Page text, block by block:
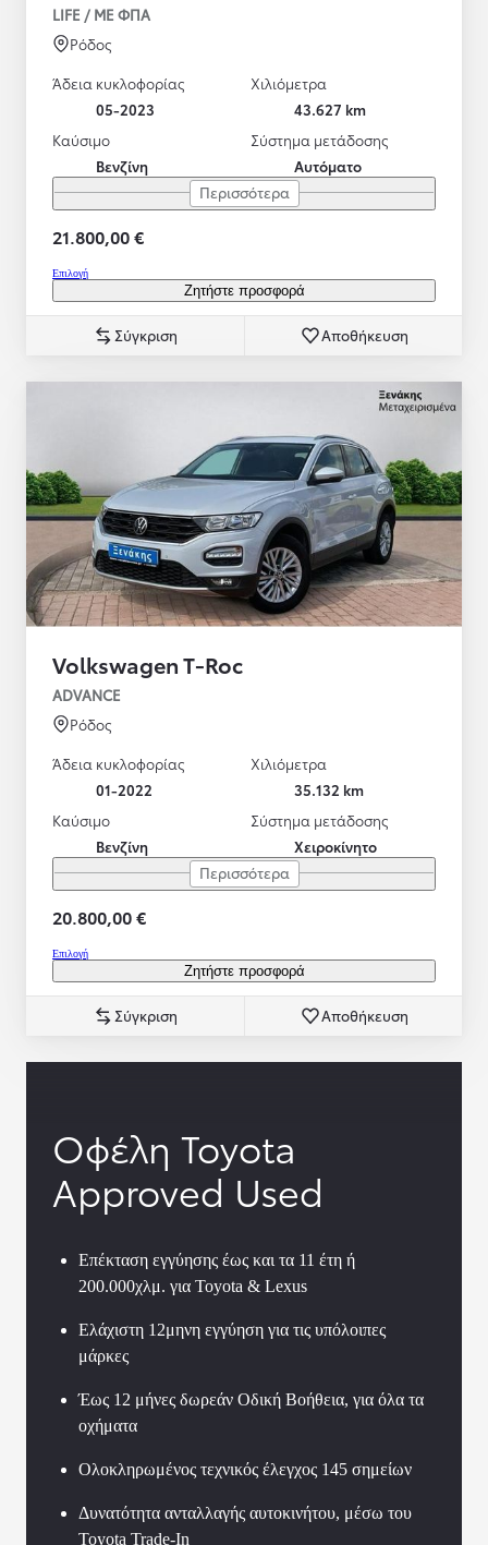
LIFE / ΜΕ ΦΠΑ
Ρόδος
Άδεια κυκλοφορίας
05-2023
Χιλιόμετρα
43.627 km
Καύσιμο
Βενζίνη
Σύστημα μετάδοσης
Αυτόματο
Περισσότερα
21.800,00 €
Επιλογή
Ζητήστε προσφορά
Σύγκριση Αποθήκευση
Volkswagen T-Roc
ADVANCE
Ρόδος
Άδεια κυκλοφορίας
01-2022
Χιλιόμετρα
35.132 km
Καύσιμο
Βενζίνη
Σύστημα μετάδοσης
Χειροκίνητο
Περισσότερα
20.800,00 €
Επιλογή
Ζητήστε προσφορά
Σύγκριση Αποθήκευση
Οφέλη Toyota
Approved Used
Επέκταση εγγύησης έως και τα 11 έτη ή
200.000χλμ. για Toyota & Lexus
Ελάχιστη 12μηνη εγγύηση για τις υπόλοιπες
μάρκες
Έως 12 μήνες δωρεάν Οδική Βοήθεια, για όλα τα
οχήματα
Ολοκληρωμένος τεχνικός έλεγχος 145 σημείων
Δυνατότητα ανταλλαγής αυτοκινήτου, μέσω του
Toyota Trade-In